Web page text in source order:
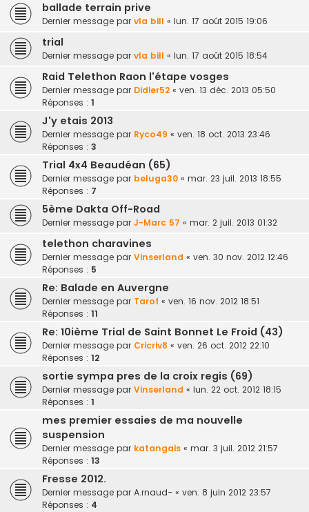
ballade terrain prive
Dernier message par vla bill « lun. 17 août 2015 19:06
trial
Dernier message par vla bill « lun. 17 août 2015 18:54
Raid Telethon Raon l'étape vosges
Dernier message par Didier52 « ven. 13 déc. 2013 05:50
Réponses : 1
J'y etais 2013
Dernier message par Ryco49 « ven. 18 oct. 2013 23:46
Réponses : 3
Trial 4x4 Beaudéan (65)
Dernier message par beluga30 « mar. 23 juil. 2013 18:55
Réponses : 7
5ème Dakta Off-Road
Dernier message par J-Marc 57 « mar. 2 juil. 2013 01:32
telethon charavines
Dernier message par Vinserland « ven. 30 nov. 2012 12:46
Réponses : 5
Re: Balade en Auvergne
Dernier message par Tarof « ven. 16 nov. 2012 18:51
Réponses : 11
Re: 10ième Trial de Saint Bonnet Le Froid (43)
Dernier message par Cricriv8 « ven. 26 oct. 2012 22:10
Réponses : 12
sortie sympa pres de la croix regis (69)
Dernier message par Vinserland « lun. 22 oct. 2012 18:15
Réponses : 1
mes premier essaies de ma nouvelle
suspension
Dernier message par katangais « mar. 3 juil. 2012 21:57
Réponses : 13
Fresse 2012.
Dernier message par A.rnaud- « ven. 8 juin 2012 23:57
Réponses : 4